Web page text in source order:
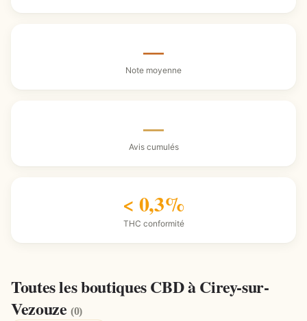
—
Note moyenne
—
Avis cumulés
< 0,3%
THC conformité
Toutes les boutiques CBD à Cirey-sur-
Vezouze(0)